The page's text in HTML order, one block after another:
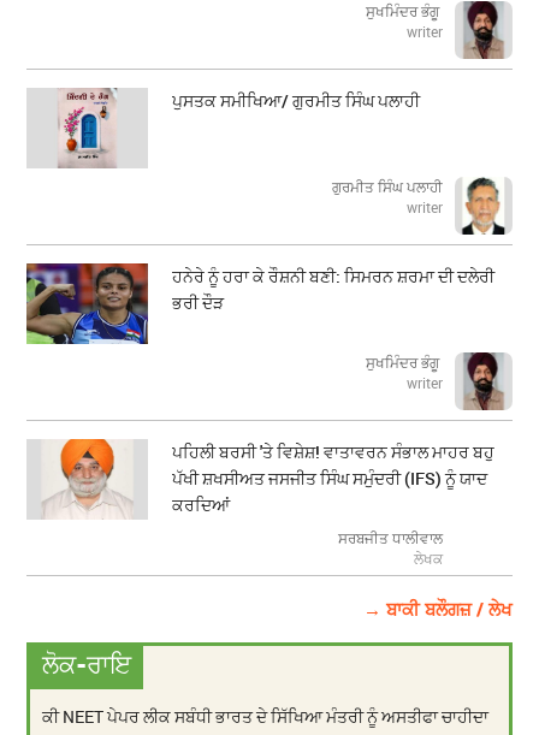
ਸੁਖਮਿੰਦਰ ਭੰਗੂ
writer
ਪੁਸਤਕ ਸਮੀਖਿਆ/ ਗੁਰਮੀਤ ਸਿੰਘ ਪਲਾਹੀ
ਗੁਰਮੀਤ ਸਿੰਘ ਪਲਾਹੀ
writer
ਹਨੇਰੇ ਨੂੰ ਹਰਾ ਕੇ ਰੌਸ਼ਨੀ ਬਣੀ: ਸਿਮਰਨ ਸ਼ਰਮਾ ਦੀ ਦਲੇਰੀ
ਭਰੀ ਦੌੜ
ਸੁਖਮਿੰਦਰ ਭੰਗੂ
writer
ਪਹਿਲੀ ਬਰਸੀ 'ਤੇ ਵਿਸ਼ੇਸ਼! ਵਾਤਾਵਰਨ ਸੰਭਾਲ ਮਾਹਰ ਬਹੁ
ਪੱਖੀ ਸ਼ਖਸੀਅਤ ਜਸਜੀਤ ਸਿੰਘ ਸਮੁੰਦਰੀ (IFS) ਨੂੰ ਯਾਦ
ਕਰਦਿਆਂ
ਸਰਬਜੀਤ ਧਾਲੀਵਾਲ
ਲੇਖਕ
→ ਬਾਕੀ ਬਲੌਗਜ਼ / ਲੇਖ
ਲੋਕ-ਰਾਇ
ਕੀ NEET ਪੇਪਰ ਲੀਕ ਸਬੰਧੀ ਭਾਰਤ ਦੇ ਸਿੱਖਿਆ ਮੰਤਰੀ ਨੂੰ ਅਸਤੀਫਾ ਚਾਹੀਦਾ